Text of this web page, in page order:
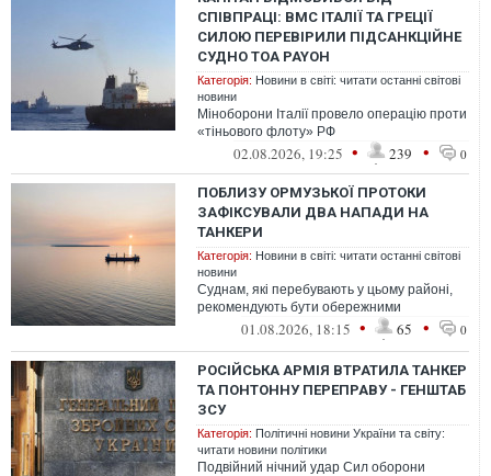
СПІВПРАЦІ: ВМС ІТАЛІЇ ТА ГРЕЦІЇ
СИЛОЮ ПЕРЕВІРИЛИ ПІДСАНКЦІЙНЕ
СУДНО TOA PAYOH
Категорія: Новини в світі: читати останні світові
новини
Міноборони Італії провело операцію проти
«тіньового флоту» РФ
02.08.2026, 19:25 • 239 • 0
ПОБЛИЗУ ОРМУЗЬКОЇ ПРОТОКИ
ЗАФІКСУВАЛИ ДВА НАПАДИ НА
ТАНКЕРИ
Категорія: Новини в світі: читати останні світові
новини
Суднам, які перебувають у цьому районі,
рекомендують бути обережними
01.08.2026, 18:15 • 65 • 0
РОСІЙСЬКА АРМІЯ ВТРАТИЛА ТАНКЕР
ТА ПОНТОННУ ПЕРЕПРАВУ - ГЕНШТАБ
ЗСУ
Категорія: Політичні новини України та світу:
читати новини політики
Подвійний нічний удар Сил оборони